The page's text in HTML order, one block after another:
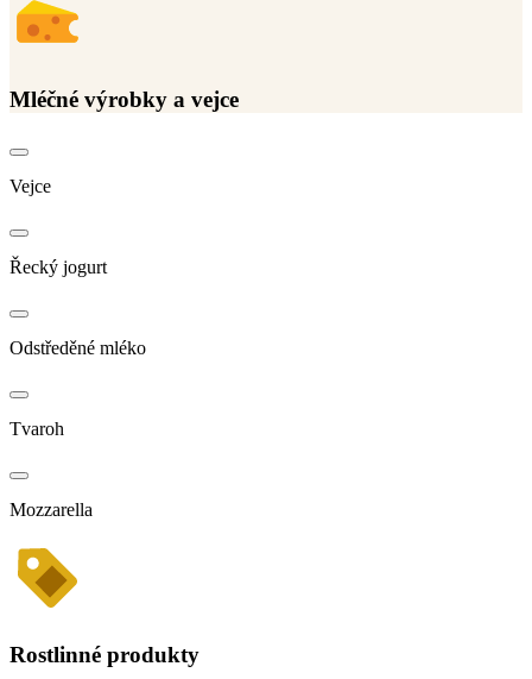
Mléčné výrobky a vejce
Vejce
Řecký jogurt
Odstředěné mléko
Tvaroh
Mozzarella
Rostlinné produkty